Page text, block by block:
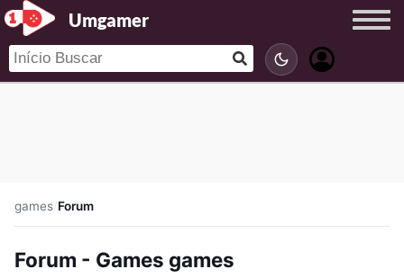
Umgamer
games/Forum
Forum - Games games